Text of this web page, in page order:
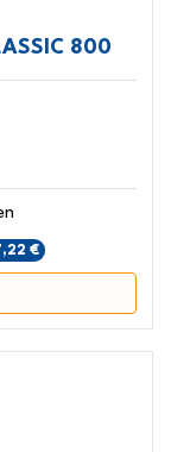
800
€